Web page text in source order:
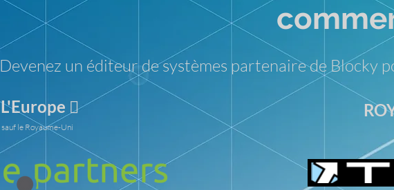
Devenez un éditeur de systèmes partenaire de Blocky
L'Europe 
sauf le Royaume-Uni